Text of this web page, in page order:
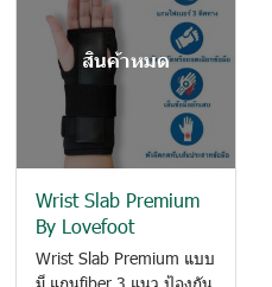
สินค้าหมด
Wrist Slab Premium
By Lovefoot
Wrist Slab Premium แบบ